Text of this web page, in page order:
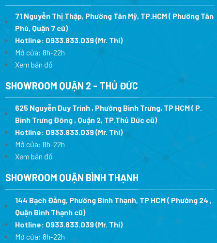
71 Nguyễn Thị Thập, Phường Tân Mỹ, TP.HCM ( Phường Tân
Phú, Quận 7 cũ)
Hotline: 0933.833.039(Mr. Thi)
Mở cửa: 8h-22h
Xem bản đồ
SHOWROOM QUẬN 2 - THỦ ĐỨC
625 Nguyễn Duy Trinh , Phường Bình Trưng, TP HCM ( P.
Bình Trưng Đông , Quận 2, TP.Thủ Đức cũ)
Hotline: 0933.833.039(Mr. Thi)
Mở cửa: 8h-22h
Xem bản đồ
SHOWROOM QUẬN BÌNH THẠNH
144 Bạch Đằng, Phường Bình Thạnh, TP HCM ( Phường 24 ,
Quận Bình Thạnh cũ)
Hotline: 0933.833.039(Mr. Thi)
Mở cửa: 8h-22h